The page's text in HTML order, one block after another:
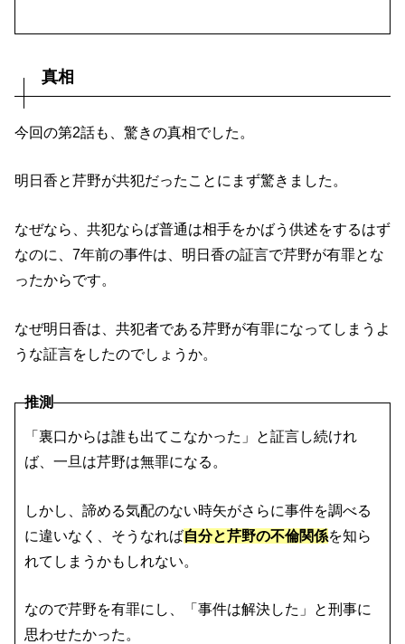
真相
今回の第2話も、驚きの真相でした。
明日香と芹野が共犯だったことにまず驚きました。
なぜなら、共犯ならば普通は相手をかばう供述をするはず
なのに、7年前の事件は、明日香の証言で芹野が有罪とな
ったからです。
なぜ明日香は、共犯者である芹野が有罪になってしまうよ
うな証言をしたのでしょうか。
推測
「裏口からは誰も出てこなかった」と証言し続けれ
ば、一旦は芹野は無罪になる。
しかし、諦める気配のない時矢がさらに事件を調べる
に違いなく、そうなれば自分と芹野の不倫関係を知ら
れてしまうかもしれない。
なので芹野を有罪にし、「事件は解決した」と刑事に
思わせたかった。